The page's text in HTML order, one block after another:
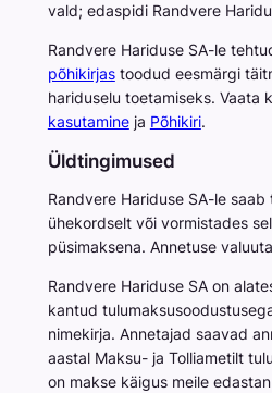
vald; edaspidi Randvere
Randvere Hariduse SA-le
põhikirjastoodud eesmärgi
hariduselu toetamiseks. Vaata
kasutamineja Põhikiri.
Üldtingimused
Randvere Hariduse SA-le
ühekordselt või vormistades
püsimaksena. Annetuse
Randvere Hariduse SA on
kantud
nimekirja. Annetajad saavad
aastal Maksu- ja Tolliametilt
on makse käigus meile